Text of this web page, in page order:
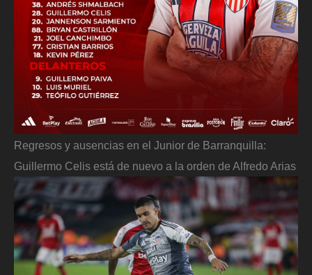
Regresos y ausencias en el Junior de Barranquilla:
Guillermo Celis está de nuevo a la orden de Alfredo Arias